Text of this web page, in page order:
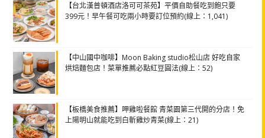
【台北漢普頓酒店洛可可茶苑】平價自助餐吃到飽只要
399元！早午餐可吃兩小時要訂位預約(線上：1,041)
【中山國中咖啡】Moon Baking studio松山店 好吃自家
烘焙麵包店！菜單推薦必點紅豆圓法(線上：52)
【板橋美食推薦】呷雞啦餐館 青菜園第三代開的分店！免
上陽明山就能吃到白斬雞炒青菜(線上：21)